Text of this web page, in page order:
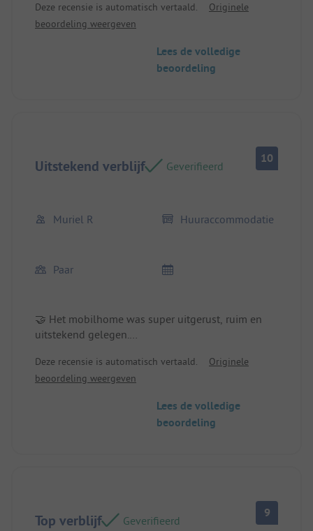
ingericht.
Deze recensie is automatisch vertaald.
Originele
beoordeling weergeven
Lees de volledige
beoordeling
Uitstekend verblijf Geverifieerd
10
Muriel R Huuraccommodatie
Paar
🤝 Het mobilhome was super uitgerust, ruim en
uitstekend gelegen.
uitgerust
Ruim
Deze recensie is automatisch vertaald.
Originele
beoordeling weergeven
Lees de volledige
beoordeling
Top verblijf Geverifieerd
9